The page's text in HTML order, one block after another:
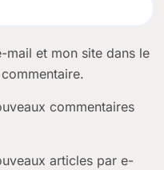
mail et mon site dans le
commentaires
articles par e-